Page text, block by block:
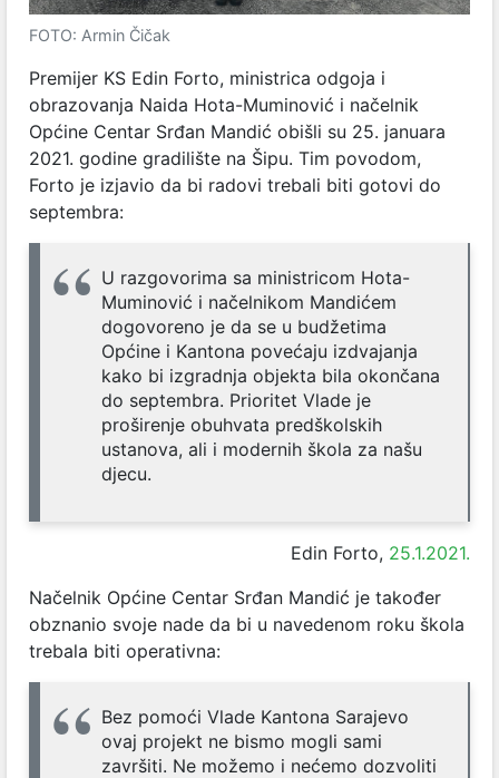
FOTO: Armin Čičak
Premijer KS Edin Forto, ministrica odgoja i
obrazovanja Naida Hota-Muminović i načelnik
Općine Centar Srđan Mandić obišli su 25. januara
2021. godine gradilište na Šipu. Tim povodom,
Forto je izjavio da bi radovi trebali biti gotovi do
septembra:
U razgovorima sa ministricom Hota-
Muminović i načelnikom Mandićem
dogovoreno je da se u budžetima
Općine i Kantona povećaju izdvajanja
kako bi izgradnja objekta bila okončana
do septembra. Prioritet Vlade je
proširenje obuhvata predškolskih
ustanova, ali i modernih škola za našu
djecu.
Edin Forto, 25.1.2021.
Načelnik Općine Centar Srđan Mandić je također
obznanio svoje nade da bi u navedenom roku škola
trebala biti operativna:
Bez pomoći Vlade Kantona Sarajevo
ovaj projekt ne bismo mogli sami
završiti. Ne možemo i nećemo dozvoliti